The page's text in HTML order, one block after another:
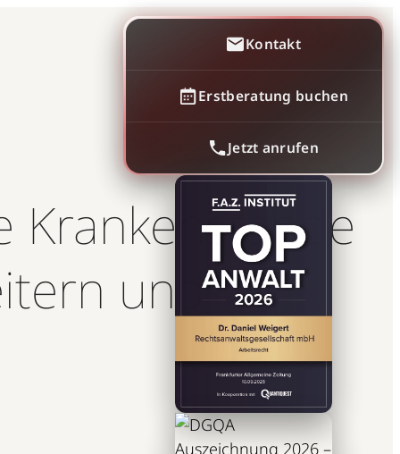
Krankenstände
und
Kontakt
Erstberatung buchen
Jetzt anrufen